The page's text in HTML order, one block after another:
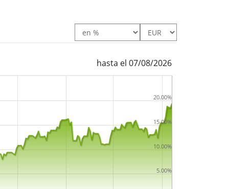
hasta el 07/08/2026
5.00%
10.00%
15.00%
20.00%